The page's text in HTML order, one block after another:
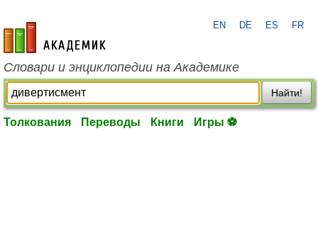
academic.ru
EN DE ES FR
Словари и энциклопедии на Академике
Найти!
Толкования Переводы Книги Игры ⚽